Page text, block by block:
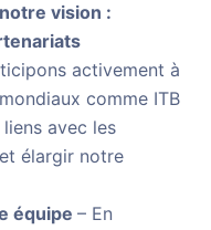
vision :
activement à
comme ITB
avec les
élargir notre
équipe – En